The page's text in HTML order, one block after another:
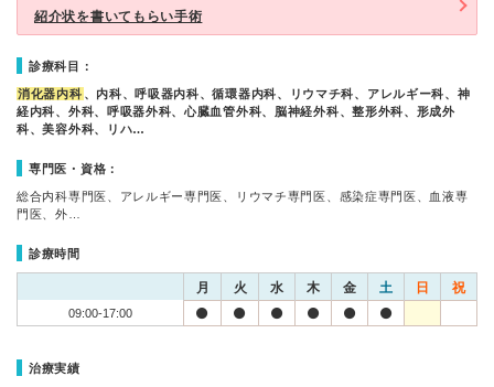
紹介状を書いてもらい手術
診療科目：
消化器内科 、内科、呼吸器内科、循環器内科、リウマチ科、アレルギー科、神
経内科、外科、呼吸器外科、心臓血管外科、脳神経外科、整形外科、形成外
科、美容外科、リハ…
専門医・資格：
総合内科専門医、アレルギー専門医、リウマチ専門医、感染症専門医、血液専
門医、外…
診療時間
月 火 水 木 金 土 日 祝
09:00-17:00
治療実績